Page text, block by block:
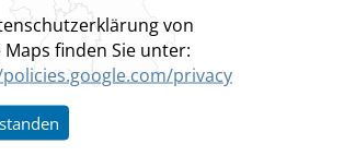
von
Maps finden Sie unter:
privacy